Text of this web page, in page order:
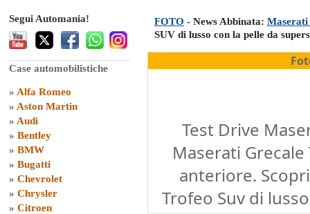
Segui Automania!
Case automobilistiche
» Alfa Romeo
» Aston Martin
» Audi
» Bentley
» BMW
» Bugatti
» Chevrolet
» Chrysler
» Citroen
FOTO - News Abbinata:
SUV di lusso con la pelle da
Test Drive
Maserati
anteriore.
Trofeo Suv di